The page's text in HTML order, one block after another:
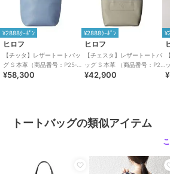
重量:約565g(サンプル重量)
ヒロフ
ショップ ヒロフ
カラー
アマルフィ（４５３）、
（４５２）、カプリ（
ミラノ（２１４）、ボロ
（６６４）、トリノ（８
¥2888ｸｰﾎﾟﾝ
ヒロフ
【チッタ】レザートートバッ
グ S 本革（商品番号：P25‐
35550）
¥58,300
¥2888ｸｰﾎﾟﾝ
ヒロフ
【チェスタ】レザートートバ
ッグ S 本革 （商品番号：P25
－30530）
¥42,900
トートバッグの類似アイテム